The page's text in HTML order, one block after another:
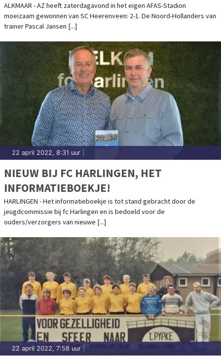
ALKMAAR - AZ heeft zaterdagavond in het eigen AFAS-Stadion
moeizaam gewonnen van SC Heerenveen: 2-1. De Noord-Hollanders van
trainer Pascal Jansen [...]
22 april 2022, 8:31 uur
NIEUW BIJ FC HARLINGEN, HET
INFORMATIEBOEKJE!
HARLINGEN - Het informatieboekje is tot stand gebracht door de
jeugdcommissie bij fc Harlingen en is bedoeld voor de
ouders/verzorgers van nieuwe [...]
22 april 2022, 7:58 uur